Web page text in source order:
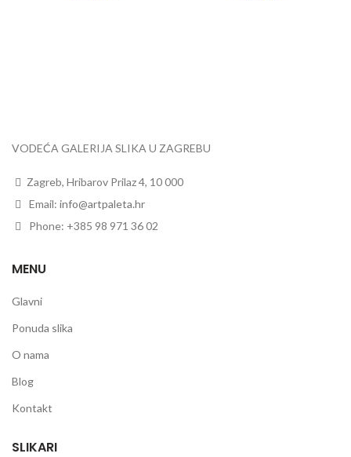
VODEĆA GALERIJA SLIKA U ZAGREBU
Zagreb, Hribarov Prilaz 4, 10 000
Email: info@artpaleta.hr
Phone: +385 98 971 36 02
MENU
Glavni
Ponuda slika
O nama
Blog
Kontakt
SLIKARI